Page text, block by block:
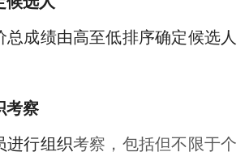
总成绩由高至低排序确定候选人
考察
进行组织考察，包括但不限于个